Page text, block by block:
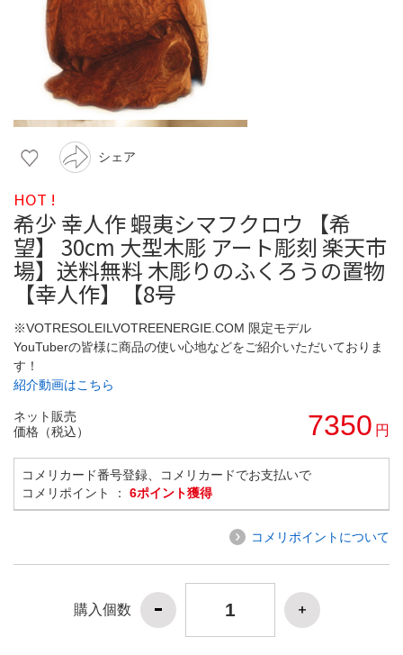
シェア
HOT !
希少 幸人作 蝦夷シマフクロウ 【希
望】 30cm 大型木彫 アート彫刻 楽天市
場】送料無料 木彫りのふくろうの置物
【幸人作】【8号
※VOTRESOLEILVOTREENERGIE.COM 限定モデル
YouTuberの皆様に商品の使い心地などをご紹介いただいておりま
す！
紹介動画はこちら
ネット販売
価格（税込）
7350 円
コメリカード番号登録、コメリカードでお支払いで
コメリポイント ： 6ポイント獲得
コメリポイントについて
購入個数